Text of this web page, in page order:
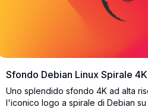
Sfondo Debian Linux Spirale 4K
Uno splendido sfondo 4K ad alta
l'iconico logo a spirale di Debian